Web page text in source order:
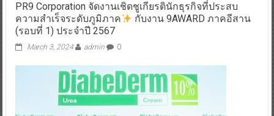
PR9 Corporation จัดงานเชิดชูเกียรตินักธุรกิจที่ประสบ
ความสำเร็จระดับภูมิภาค
กับงาน 9AWARD ภาคอีสาน
(รอบที่ 1) ประจำปี 2567
March 3, 2024 admin 0